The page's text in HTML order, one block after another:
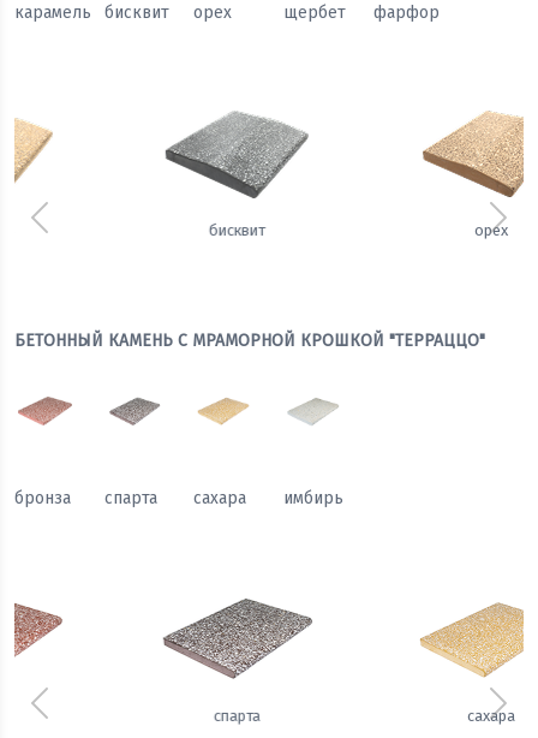
карамель бисквит орех щербет фарфор
Предыдущий
БЕТОННЫЙ КАМЕНЬ С МРАМОРНОЙ КРОШКОЙ "ТЕРРАЦЦО"
бронза спарта сахара имбирь
Предыдущий